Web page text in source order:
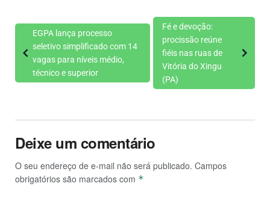
EGPA lança processo
seletivo simplificado com 14
vagas para níveis médio,
técnico e superior
Fé e devoção:
procissão reúne
fiéis nas ruas de
Vitória do Xingu
(PA)
Deixe um comentário
O seu endereço de e-mail não será publicado. Campos
obrigatórios são marcados com *